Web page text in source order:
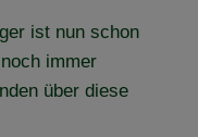
ist nun schon
immer
über diese